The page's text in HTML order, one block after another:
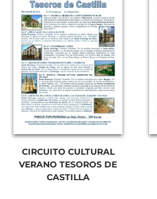
CIRCUITO CULTURAL
VERANO TESOROS DE
CASTILLA